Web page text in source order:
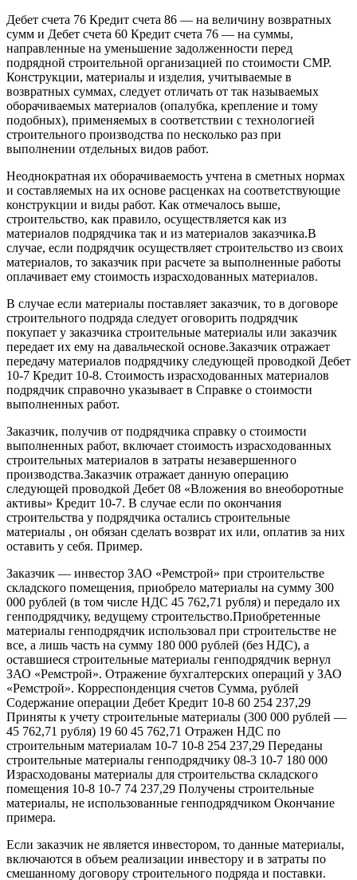
Дебет счета 76 Кредит счета 86 — на величину возвратных
сумм и Дебет счета 60 Кредит счета 76 — на суммы,
направленные на уменьшение задолженности перед
подрядной строительной организацией по стоимости СМР.
Конструкции, материалы и изделия, учитываемые в
возвратных суммах, следует отличать от так называемых
оборачиваемых материалов (опалубка, крепление и тому
подобных), применяемых в соответствии с технологией
строительного производства по несколько раз при
выполнении отдельных видов работ.
Неоднократная их оборачиваемость учтена в сметных нормах
и составляемых на их основе расценках на соответствующие
конструкции и виды работ. Как отмечалось выше,
строительство, как правило, осуществляется как из
материалов подрядчика так и из материалов заказчика.В
случае, если подрядчик осуществляет строительство из своих
материалов, то заказчик при расчете за выполненные работы
оплачивает ему стоимость израсходованных материалов.
В случае если материалы поставляет заказчик, то в договоре
строительного подряда следует оговорить подрядчик
покупает у заказчика строительные материалы или заказчик
передает их ему на давальческой основе.Заказчик отражает
передачу материалов подрядчику следующей проводкой Дебет
10-7 Кредит 10-8. Стоимость израсходованных материалов
подрядчик справочно указывает в Справке о стоимости
выполненных работ.
Заказчик, получив от подрядчика справку о стоимости
выполненных работ, включает стоимость израсходованных
строительных материалов в затраты незавершенного
производства.Заказчик отражает данную операцию
следующей проводкой Дебет 08 «Вложения во внеоборотные
активы» Кредит 10-7. В случае если по окончания
строительства у подрядчика остались строительные
материалы , он обязан сделать возврат их или, оплатив за них
оставить у себя. Пример.
Заказчик — инвестор ЗАО «Ремстрой» при строительстве
складского помещения, приобрело материалы на сумму 300
000 рублей (в том числе НДС 45 762,71 рубля) и передало их
генподрядчику, ведущему строительство.Приобретенные
материалы генподрядчик использовал при строительстве не
все, а лишь часть на сумму 180 000 рублей (без НДС), а
оставшиеся строительные материалы генподрядчик вернул
ЗАО «Ремстрой». Отражение бухгалтерских операций у ЗАО
«Ремстрой». Корреспонденция счетов Сумма, рублей
Содержание операции Дебет Кредит 10-8 60 254 237,29
Приняты к учету строительные материалы (300 000 рублей —
45 762,71 рубля) 19 60 45 762,71 Отражен НДС по
строительным материалам 10-7 10-8 254 237,29 Переданы
строительные материалы генподрядчику 08-3 10-7 180 000
Израсходованы материалы для строительства складского
помещения 10-8 10-7 74 237,29 Получены строительные
материалы, не использованные генподрядчиком Окончание
примера.
Если заказчик не является инвестором, то данные материалы,
включаются в объем реализации инвестору и в затраты по
смешанному договору строительного подряда и поставки.